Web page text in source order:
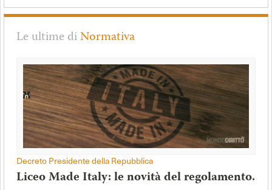
Le ultime diNormativa
Decreto Presidente della Repubblica
Liceo Made Italy: le novità del regolamento.